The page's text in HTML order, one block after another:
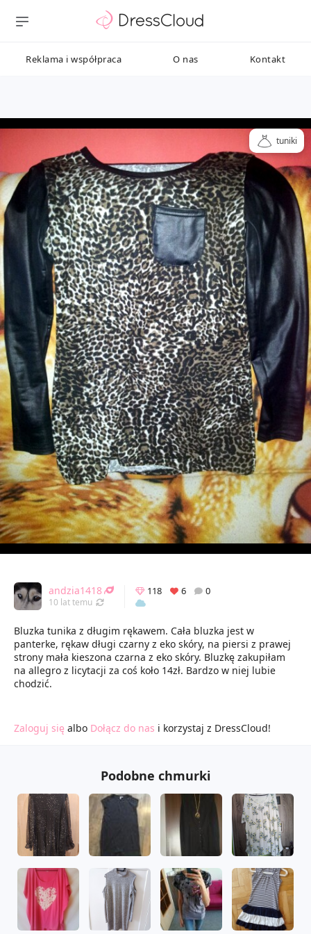
Reklama i współpraca O nas Kontakt
tuniki
andzia1418
10 lat temu Odświeżony 12.03.2016 10:36
118 6 0
Bluzka tunika z długim rękawem. Cała bluzka jest w
panterke, rękaw długi czarny z eko skóry, na piersi z prawej
strony mała kieszona czarna z eko skóry. Bluzkę zakupiłam
na allegro z licytacji za coś koło 14zł. Bardzo w niej lubie
chodzić.
Zaloguj się albo Dołącz do nas i korzystaj z DressCloud!
Podobne chmurki